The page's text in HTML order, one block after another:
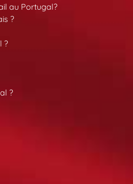
au Portugal?
?
?
?